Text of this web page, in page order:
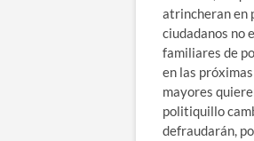
atrincheran en
ciudadanos no
familiares de
en las
mayores
politiquillo
defraudarán,